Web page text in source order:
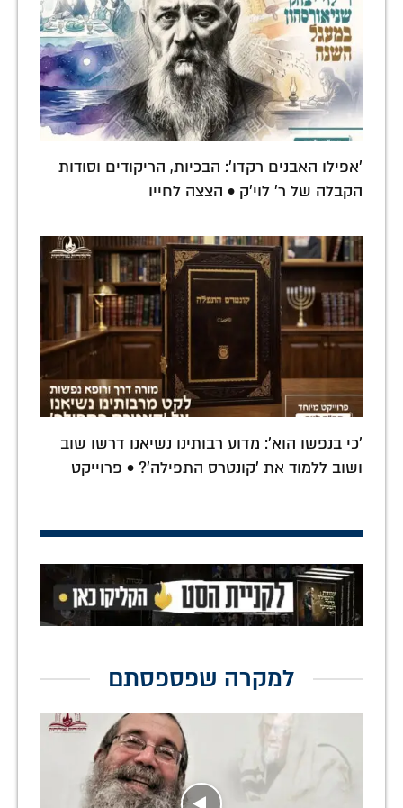
'אפילו האבנים רקדו': הבכיות, הריקודים וסודות
הקבלה של ר' לוי'ק • הצצה לחייו
'כי בנפשו הוא': מדוע רבותינו נשיאנו דרשו שוב
ושוב ללמוד את 'קונטרס התפילה'? • פרוייקט
למקרה שפספסתם